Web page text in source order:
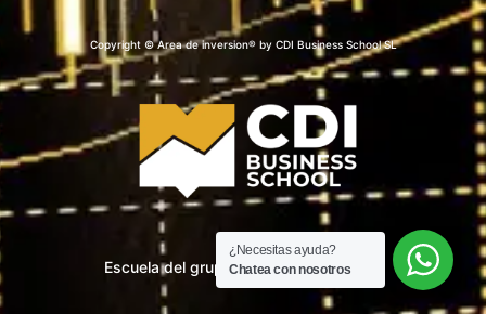
Copyright © Area de inversion® by CDI Business School SL
Escuela del grupo CDI Business School
¿Necesitas ayuda?
Chatea con nosotros